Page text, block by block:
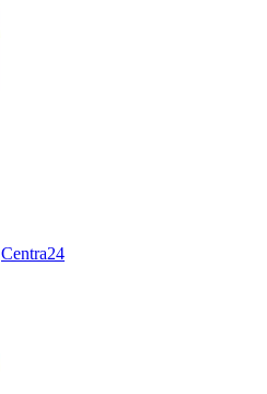
Centra24